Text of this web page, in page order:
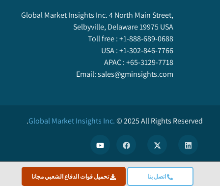
اتصل بنا تحميل قوات الدفاع الشعبي مجانا
Global Market Insights Inc. 4 North Main Street,
Selbyville, Delaware 19975 USA
Toll free :+1-888-689-0688
USA :+1-302-846-7766
APAC :+65-3129-7718
Email:sales@gminsights.com
Global Market Insights Inc.©2025All Rights Reserved.
We use cookies to enhance user experience. (Privacy Policy